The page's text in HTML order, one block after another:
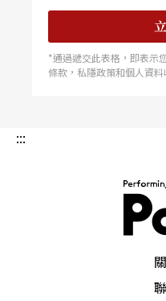
*通過遞交此表格，即表示
條款，私隱政策和個人資料
:::